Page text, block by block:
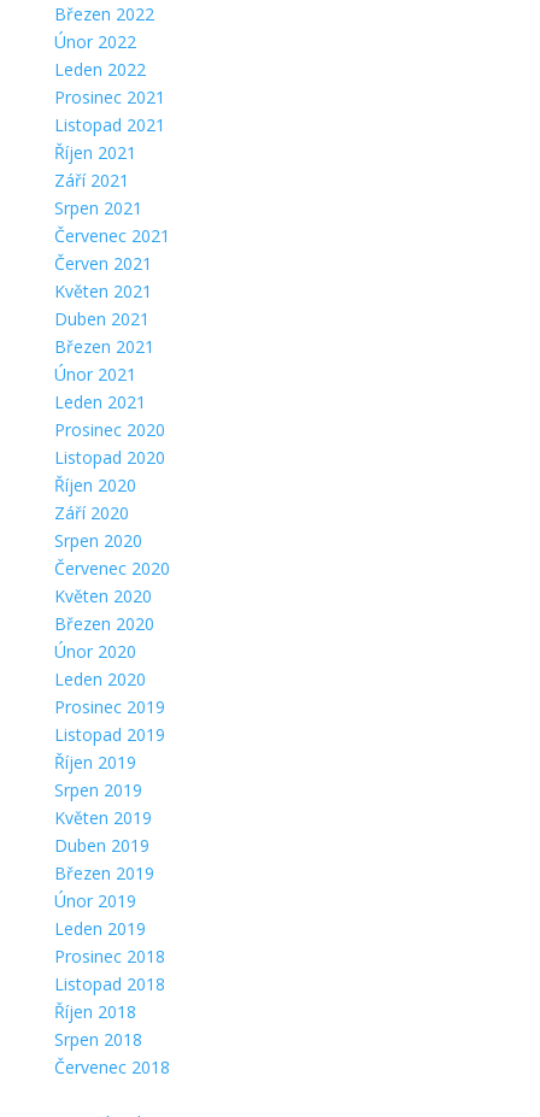
Březen 2022
Únor 2022
Leden 2022
Prosinec 2021
Listopad 2021
Říjen 2021
Září 2021
Srpen 2021
Červenec 2021
Červen 2021
Květen 2021
Duben 2021
Březen 2021
Únor 2021
Leden 2021
Prosinec 2020
Listopad 2020
Říjen 2020
Září 2020
Srpen 2020
Červenec 2020
Květen 2020
Březen 2020
Únor 2020
Leden 2020
Prosinec 2019
Listopad 2019
Říjen 2019
Srpen 2019
Květen 2019
Duben 2019
Březen 2019
Únor 2019
Leden 2019
Prosinec 2018
Listopad 2018
Říjen 2018
Srpen 2018
Červenec 2018